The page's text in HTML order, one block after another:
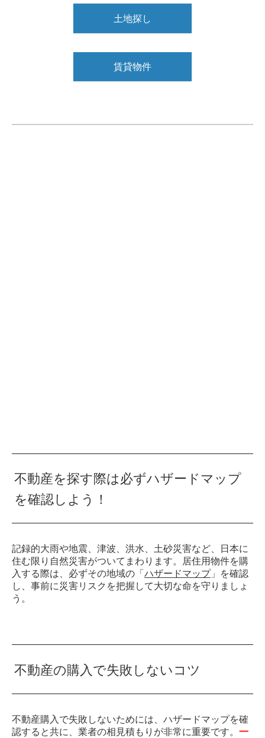
土地探し
賃貸物件
不動産を探す際は必ずハザードマップ
を確認しよう！
記録的大雨や地震、津波、洪水、土砂災害など、日本に
住む限り自然災害がついてまわります。居住用物件を購
入する際は、必ずその地域の「 ハザードマップ」を確認
し、事前に災害リスクを把握して大切な命を守りましょ
う。
不動産の購入で失敗しないコツ
不動産購入で失敗しないためには、ハザードマップを確
認すると共に、業者の相見積もりが非常に重要です。 一